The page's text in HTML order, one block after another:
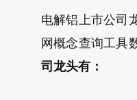
电解铝上市公司
网概念查询工具
司龙头有：